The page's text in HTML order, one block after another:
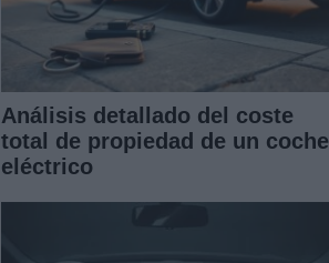
Análisis detallado del coste
total de propiedad de un coche
eléctrico